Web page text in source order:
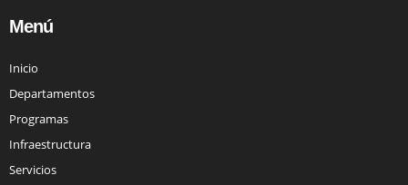
Menú
Inicio
Departamentos
Programas
Infraestructura
Servicios